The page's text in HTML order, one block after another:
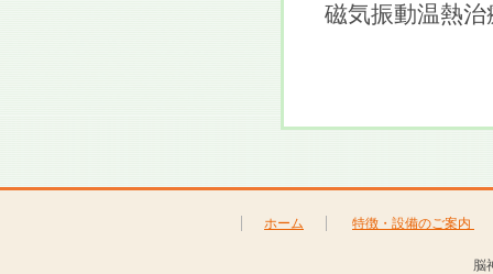
磁気振動温熱治
ホーム 特徴・設備のご案内
脳